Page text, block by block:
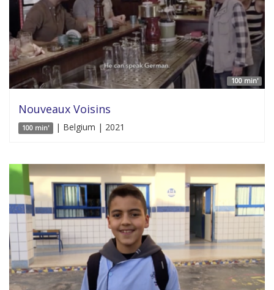
100 min'
Nouveaux Voisins
100 min' | Belgium | 2021